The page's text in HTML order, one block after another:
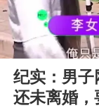
00:00
纪实：男
还未离婚，